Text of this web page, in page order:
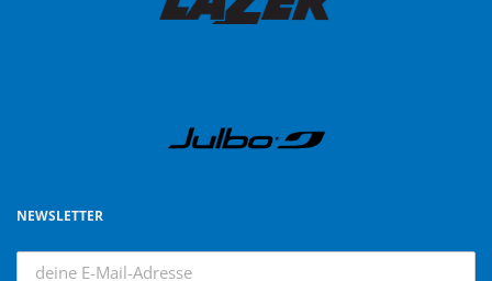
NEWSLETTER